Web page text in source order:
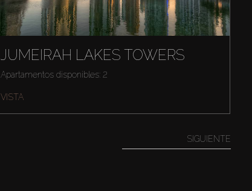
JUMEIRAH LAKES TOWERS
Apartamentos disponibles: 2
VISTA
SIGUIENTE